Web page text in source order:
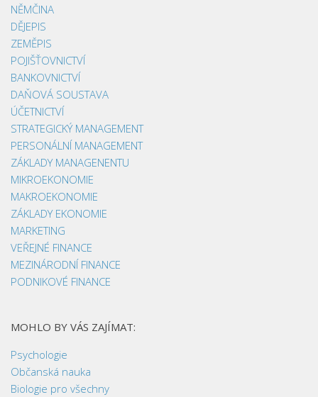
NĚMČINA
DĚJEPIS
ZEMĚPIS
POJIŠŤOVNICTVÍ
BANKOVNICTVÍ
DAŇOVÁ SOUSTAVA
ÚČETNICTVÍ
STRATEGICKÝ MANAGEMENT
PERSONÁLNÍ MANAGEMENT
ZÁKLADY MANAGENENTU
MIKROEKONOMIE
MAKROEKONOMIE
ZÁKLADY EKONOMIE
MARKETING
VEŘEJNÉ FINANCE
MEZINÁRODNÍ FINANCE
PODNIKOVÉ FINANCE
MOHLO BY VÁS ZAJÍMAT:
Psychologie
Občanská nauka
Biologie pro všechny